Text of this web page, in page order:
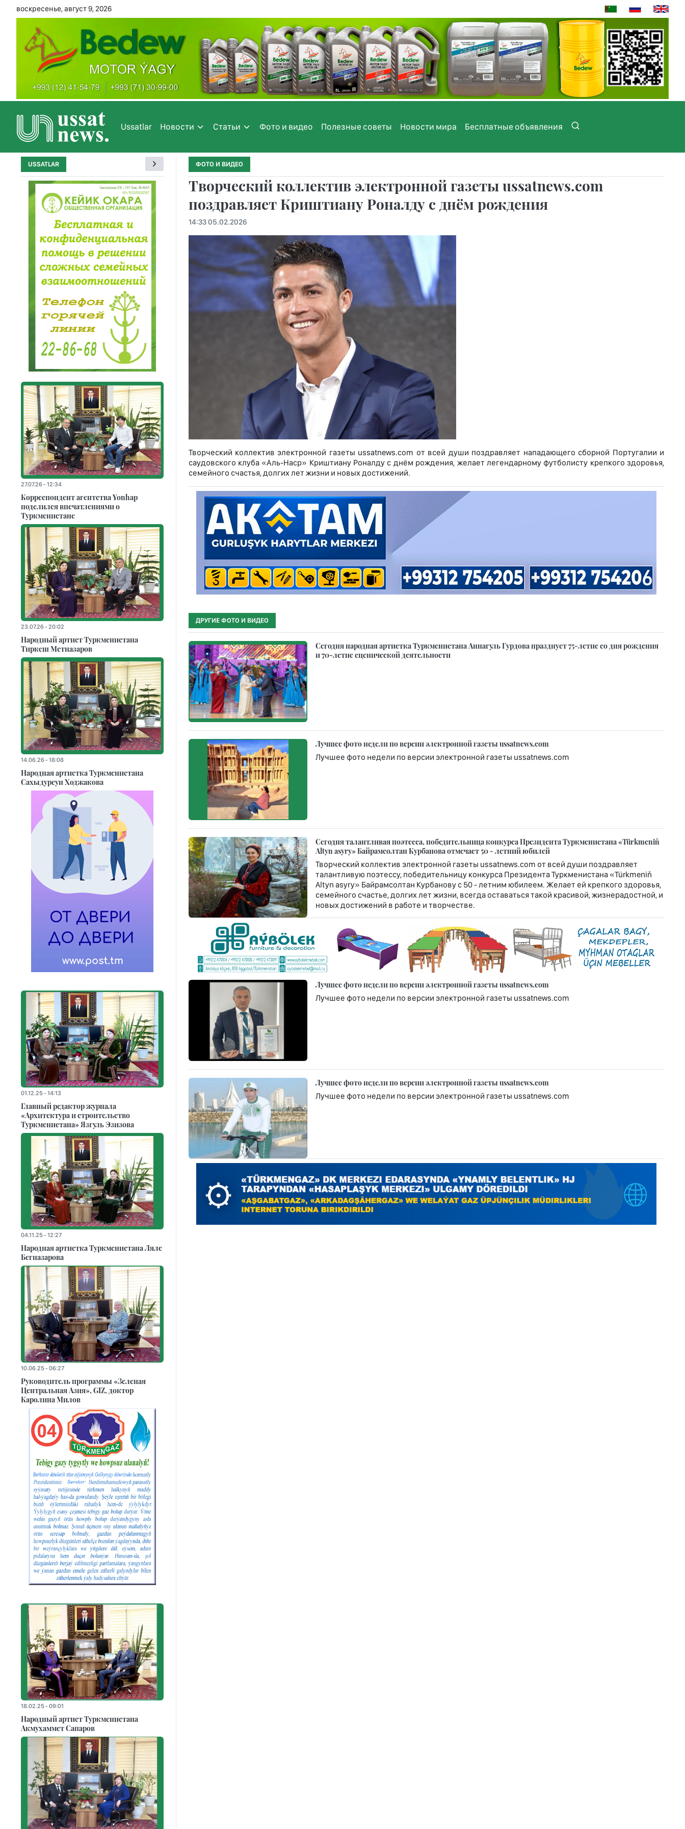
воскресенье, август 9, 2026
Ussatlar Новости Статьи Фото и видео Полезные советы Новости мира Бесплатные объявления
ФОТО И ВИДЕО
Творческий коллектив электронной газеты ussatnews.com
поздравляет Криштиану Роналду с днём рождения
14:33 05.02.2026
Творческий коллектив электронной газеты ussatnews.com от всей души поздравляет нападающего сборной Португалии и
саудовского клуба «Аль-Наср» Криштиану Роналду с днём рождения, желает легендарному футболисту крепкого здоровья,
семейного счастья, долгих лет жизни и новых достижений.
ДРУГИЕ ФОТО И ВИДЕО
Сегодня народная артистка Туркменистана Аннагуль Гурдова празднует 75-летие со дня рождения
и 70-летие сценической деятельности
Лучшее фото недели по версии электронной газеты ussatnews.com
Лучшее фото недели по версии электронной газеты ussatnews.com
Сегодня талантливая поэтесса, победительница конкурса Президента Туркменистана «Türkmeniň
Altyn asyry» Байрамсолтан Курбанова отмечает 50 - летний юбилей
Творческий коллектив электронной газеты ussatnews.com от всей души поздравляет
талантливую поэтессу, победительницу конкурса Президента Туркменистана «Türkmeniň
Altyn asyry» Байрамсолтан Курбанову с 50 - летним юбилеем. Желает ей крепкого здоровья,
семейного счастье, долгих лет жизни, всегда оставаться такой красивой, жизнерадостной, и
новых достижений в работе и творчестве.
Лучшее фото недели по версии электронной газеты ussatnews.com
Лучшее фото недели по версии электронной газеты ussatnews.com
Лучшее фото недели по версии электронной газеты ussatnews.com
Лучшее фото недели по версии электронной газеты ussatnews.com
USSATLAR
27.07.26 - 12:34
Корреспондент агентства Yonhap
поделился впечатлениями о
Туркменистане
23.07.26 - 20:02
Народный артист Туркменистана
Тиркеш Мeтназаров
14.06.26 - 18:08
Народная артистка Туркменистана
Сахыдурсун Ходжакова
01.12.25 - 14:13
Главный редактор журнала
«Архитектура и строительство
Туркменистана» Язгуль Эзизова
04.11.25 - 12:27
Народная артистка Туркменистана Ляле
Бегназарова
10.06.25 - 06:27
Руководитель программы «Зеленая
Центральная Азия», GIZ, доктор
Каролина Милов
18.02.25 - 09:01
Народный артист Туркменистана
Акмухаммет Сапаров